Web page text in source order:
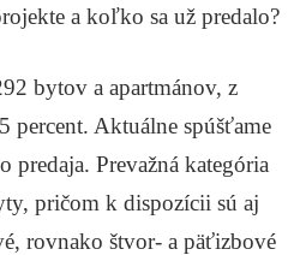
a koľko sa už predalo?
bytov a apartmánov, z
percent. Aktuálne spúšťame
Prevažná kategória
pričom k dispozícii sú aj
rovnako štvor- a päťizbové